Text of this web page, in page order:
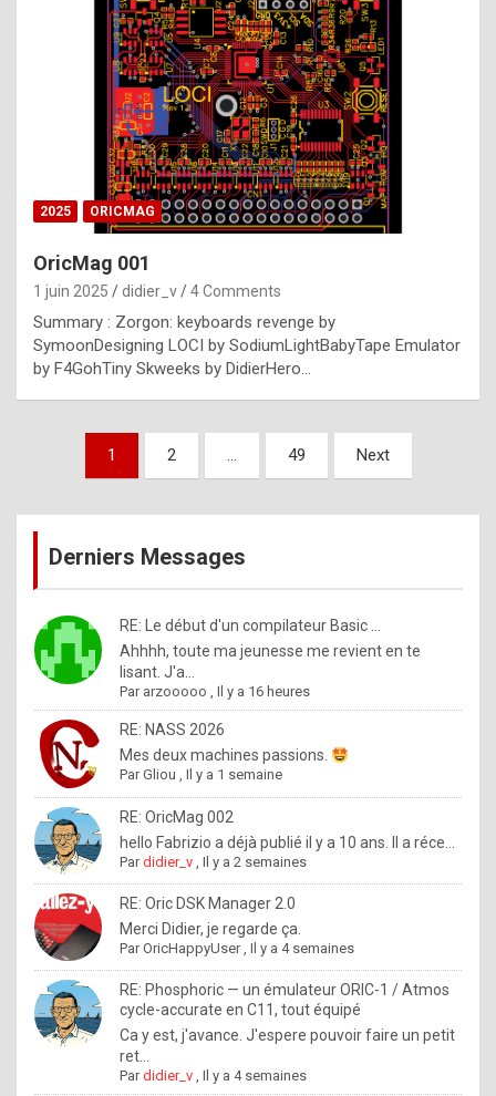
e
s
t
p
h
o
n
y
l
e
x
a
%
m
a
d
b
y
o
l
e
x
.
I
f
y
2025 ORICMAG
OricMag 001
1 juin 2025 didier_v 4 Comments
Summary : Zorgon: keyboards revenge by
SymoonDesigning LOCI by SodiumLightBabyTape Emulator
by F4GohTiny Skweeks by DidierHero…
Pagination
publications
1 2 … 49 Next
Derniers Messages
RE: Le début d'un compilateur Basic ...
Ahhhh, toute ma jeunesse me revient en te
lisant. J'a...
Par arzooooo ,Il y a 16 heures
RE: NASS 2026
Mes deux machines passions.
ParGliou ,Il y a 1 semaine
RE: OricMag 002
hello Fabrizio a déjà publié il y a 10 ans. Il a réce...
Pardidier_v ,Il y a 2 semaines
RE: Oric DSK Manager 2.0
Merci Didier, je regarde ça.
ParOricHappyUser,Il y a 4 semaines
RE: Phosphoric — un émulateur ORIC-1 / Atmos
cycle-accurate en C11, tout équipé
Ca y est, j'avance. J'espere pouvoir faire un petit
ret...
Pardidier_v ,Il y a 4 semaines